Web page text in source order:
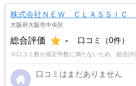
株式会社ＮＥＷ ＣＬＡＳＳＩＣ
大阪府大阪市中央区
総合評価 - 口コミ（0件）
※口コミ数が規定件数に満たないため、総合評
口コミはまだありません